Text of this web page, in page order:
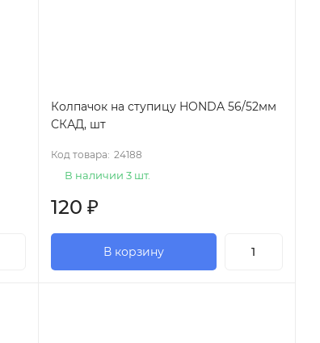
Колпачок на ступицу HONDA 56/52мм
СКАД, шт
Код товара: 24188
В наличии 3 шт.
120₽
В корзину